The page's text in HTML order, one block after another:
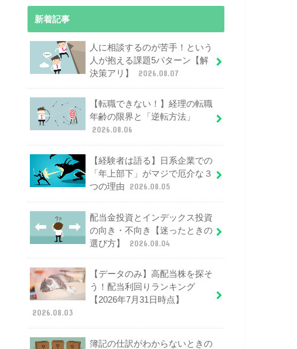
新着記事
人に相談するのが苦手！という
人が抱える課題5パターン【解
決策アリ】
2026.08.07
【転職できない！】経理の転職
年齢の限界と「逆転方法」
2026.08.06
【経験者は語る】日系企業での
「年上部下」がマジで厄介な３
つの理由
2026.08.05
配当金投資とインデックス投資
の向き・不向き【迷ったときの
選び方】
2026.08.04
【データのみ】高配当株を探そ
う！配当利回りランキング
【2026年7月31日時点】
2026.08.03
簿記の仕訳がわからないときの